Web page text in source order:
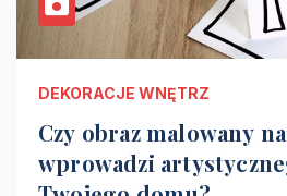
DEKORACJE WNĘTRZ
Czy obraz malowany
wprowadzi